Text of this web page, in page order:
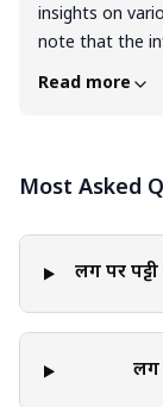
insights on
note that the
professional
guarantee of
provided in
when applying
suggestions
Read more
Most Asked
लिंग पर